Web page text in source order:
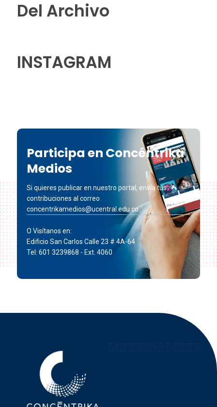
Del Archivo
INSTAGRAM
Participa en Concéntrika
Medios
Si quieres publicar en nuestro portal, envía tus
contribuciones al correo
concentrikamedios@ucentral.edu.co
O Visítanos en:
Edificio San Carlos Calle 23 # 4A-64
Tel: 601 3239868 - Ext. 4060